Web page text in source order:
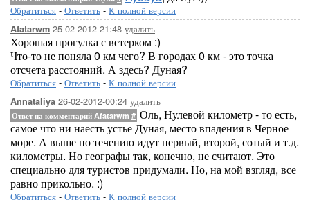
Обратиться - Ответить - К полной версии
Afatarwm 25-02-2012-21:48 удалить
Хорошая прогулка с ветерком :)
Что-то не поняла 0 км чего? В городах 0 км - это точка
отсчета расстояний. А здесь? Дуная?
Обратиться - Ответить - К полной версии
Annataliya 26-02-2012-00:24 удалить
Ответ на комментарий Afatarwm # Оль, Нулевой километр - то есть,
самое что ни наесть устье Дуная, место впадения в Черное
море. А выше по течению идут первый, второй, сотый и т.д.
километры. Но географы так, конечно, не считают. Это
специально для туристов придумали. Но, на мой взгляд, все
равно прикольно. :)
Обратиться - Ответить - К полной версии